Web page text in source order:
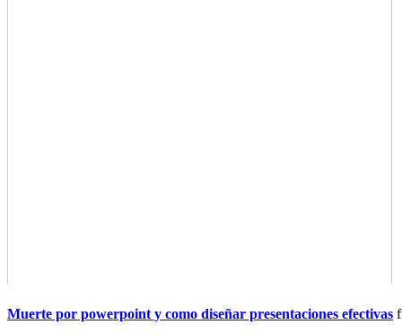
Muerte por powerpoint y como diseñar presentaciones efectivas